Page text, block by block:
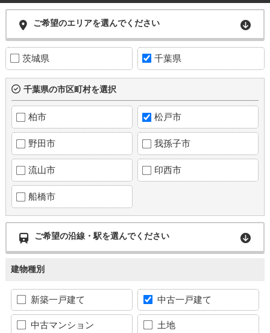
ご希望のエリアを選んでください
茨城県 千葉県
千葉県の市区町村を選択
柏市 松戸市
野田市 我孫子市
流山市 印西市
船橋市
ご希望の沿線・駅を選んでください
建物種別
新築一戸建て 中古一戸建て
中古マンション 土地